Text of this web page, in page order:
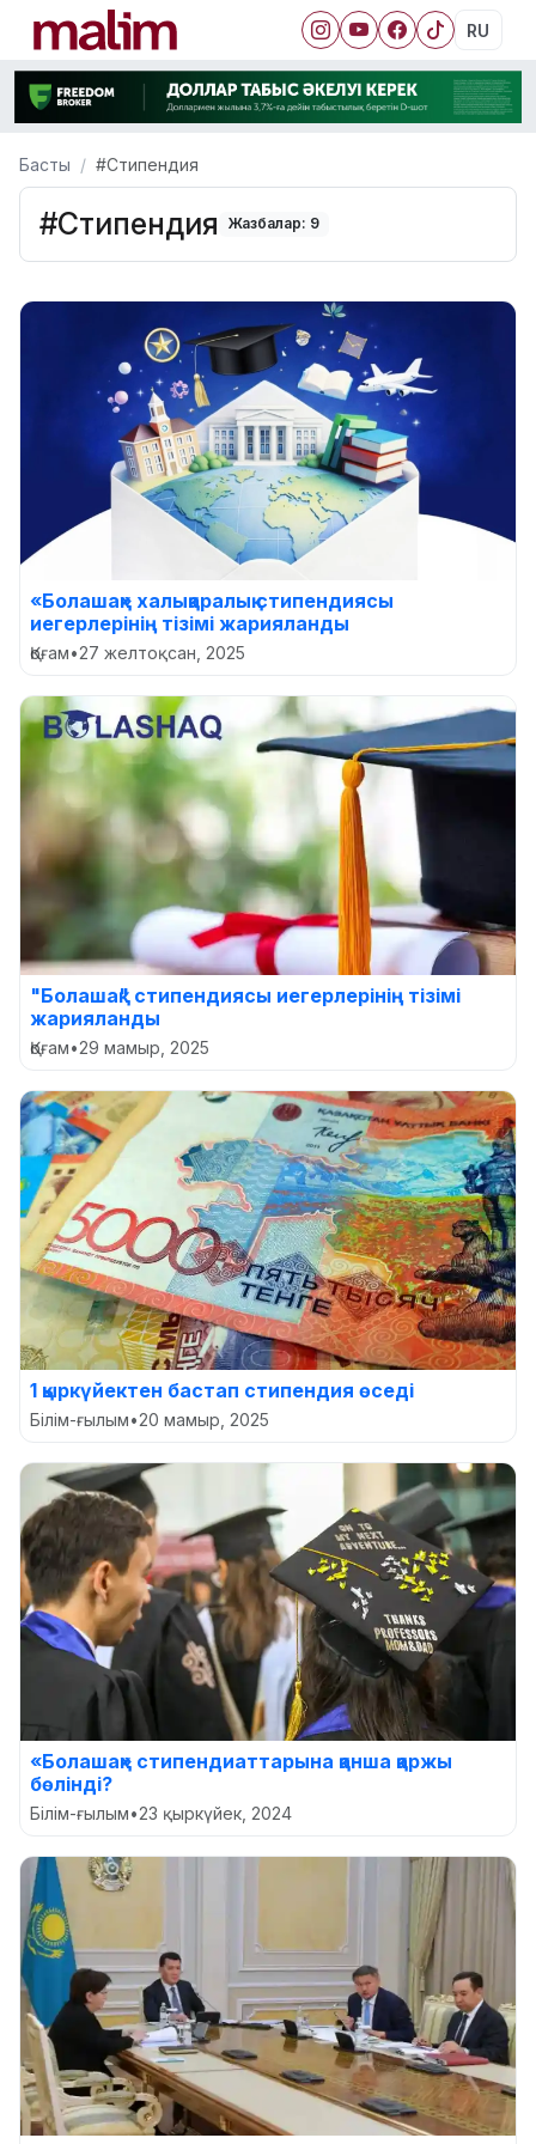
RU
Басты #Стипендия
#Стипендия Жазбалар: 9
«Болашақ» халықаралық стипендиясы
иегерлерінің тізімі жарияланды
Қоғам•27 желтоқсан, 2025
"Болашақ" стипендиясы иегерлерінің тізімі
жарияланды
Қоғам•29 мамыр, 2025
1 қыркүйектен бастап стипендия өседі
Білім-ғылым•20 мамыр, 2025
«Болашақ» стипендиаттарына қанша қаржы
бөлінді?
Білім-ғылым•23 қыркүйек, 2024